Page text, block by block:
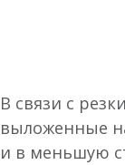
В связи с
выложенные
и в меньшую